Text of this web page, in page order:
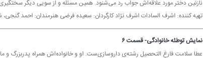
نازنین دختر مورد علاقه‌اش جواب رد می‌شنود. همین مسئله و از سویی دیگر
تهیه كننده: اشرف السادات اشرف نژاد كارگردان: سعیده فرضی هنرمندان: احمد گنجی،
نمایش توطئه خانوادگی- قسمت ۶
عطا سلامت فارغ التحصیل رشته‌ی داروسازی‌ست. او و خانواده‌اش همراه پدربزرگ و